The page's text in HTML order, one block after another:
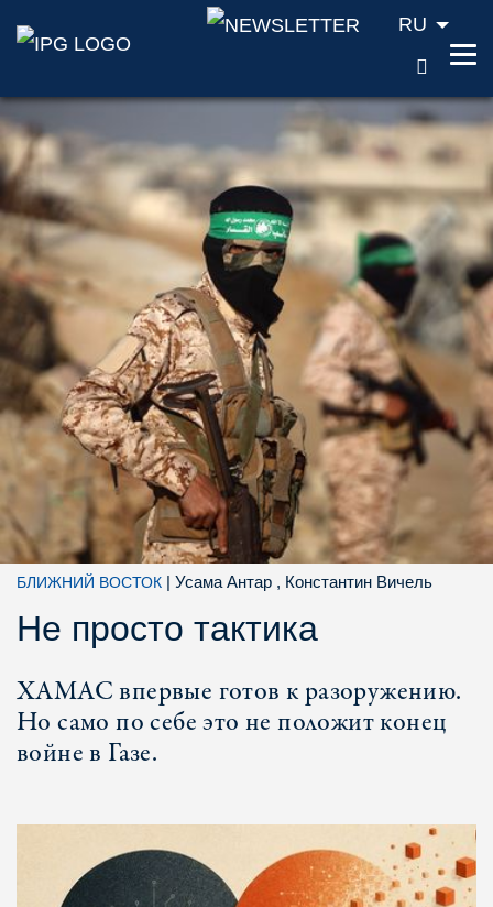
Перейти к содержанию (ключ доступа
Перейти к поиску (ключ доступа '2')
Перейти к навигации (ключ доступа '3')
RU
БЛИЖНИЙ ВОСТОК | Усама Антар , Константин Вичель
Не просто тактика
ХАМАС впервые готов к разоружению.
Но само по себе это не положит конец
войне в Газе.